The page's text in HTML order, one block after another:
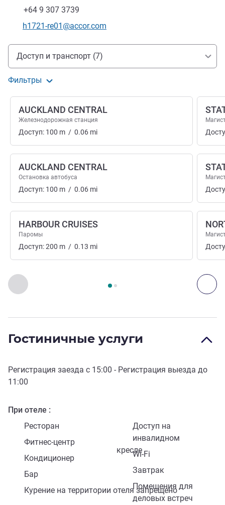
Факс
+64 9 307 3739
Контактный адрес электронной почты
h1721-re01@accor.com
Доступ и транспорт
Доступ и транспорт (7)
Фильтры
Назад - Доступ и транспорт
Страница , Доступ и транспорт 1 :, Доступ и
AUCKLAND CENTRAL
Железнодорожная станция
Доступ: 100 m / 0.06 mi
AUCKLAND CENTRAL
Остановка автобуса
Доступ: 100 m / 0.06 mi
HARBOUR CRUISES
Паромы
Доступ:200 m / 0.13 mi
Гостиничные услуги
Регистрация заезда с 15:00 - Регистрация выезда до
11:00
При отеле
Ресторан
Доступ на
инвалидном
кресле
Фитнес-центр
Wi-Fi
Кондиционер
Завтрак
Бар
Помещения для
деловых встреч
Курение на территории отеля запрещено